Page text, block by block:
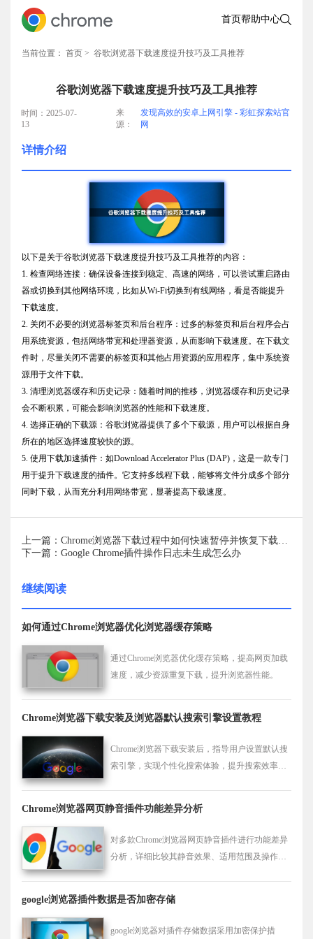
首页帮助中心
当前位置： 首页 > 谷歌浏览器下载速度提升技巧及工具推荐
谷歌浏览器下载速度提升技巧及工具推荐
时间：2025-07-
13
来
源：
发现高效的安卓上网引擎 - 彩虹探索站官
网
详情介绍
以下是关于谷歌浏览器下载速度提升技巧及工具推荐的内容：
1. 检查网络连接：确保设备连接到稳定、高速的网络，可以尝试重启路由
器或切换到其他网络环境，比如从Wi-Fi切换到有线网络，看是否能提升
下载速度。
2. 关闭不必要的浏览器标签页和后台程序：过多的标签页和后台程序会占
用系统资源，包括网络带宽和处理器资源，从而影响下载速度。在下载文
件时，尽量关闭不需要的标签页和其他占用资源的应用程序，集中系统资
源用于文件下载。
3. 清理浏览器缓存和历史记录：随着时间的推移，浏览器缓存和历史记录
会不断积累，可能会影响浏览器的性能和下载速度。
4. 选择正确的下载源：谷歌浏览器提供了多个下载源，用户可以根据自身
所在的地区选择速度较快的源。
5. 使用下载加速插件：如Download Accelerator Plus (DAP)，这是一款专门
用于提升下载速度的插件。它支持多线程下载，能够将文件分成多个部分
同时下载，从而充分利用网络带宽，显著提高下载速度。
上一篇：Chrome浏览器下载过程中如何快速暂停并恢复下载任务
下一篇：Google Chrome插件操作日志未生成怎么办
继续阅读
如何通过Chrome浏览器优化浏览器缓存策略
通过Chrome浏览器优化缓存策略，提高网页加载
速度，减少资源重复下载，提升浏览器性能。
Chrome浏览器下载安装及浏览器默认搜索引擎设置教程
Chrome浏览器下载安装后，指导用户设置默认搜
索引擎，实现个性化搜索体验，提升搜索效率和
Chrome浏览器网页静音插件功能差异分析
对多款Chrome浏览器网页静音插件进行功能差异
分析，详细比较其静音效果、适用范围及操作便
google浏览器插件数据是否加密存储
google浏览器对插件存储数据采用加密保护措